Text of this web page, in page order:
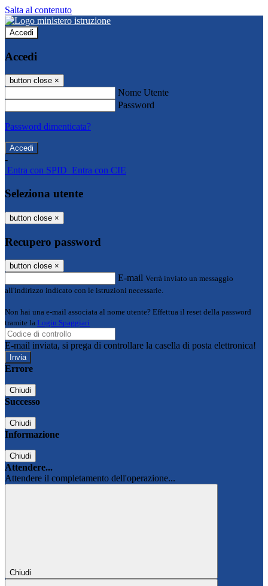
Salta al contenuto
Accedi
Accedi
button close ×
Nome Utente
Password
Password dimenticata?
-
Entra con SPID Entra con CIE
Seleziona utente
button close ×
Recupero password
button close ×
E-mail Verrà inviato un messaggio
all'indirizzo indicato con le istruzioni necessarie.
Non hai una e-mail associata al nome utente? Effettua il reset della password
tramite la Login Spaggiari
E-mail inviata, si prega di controllare la casella di posta elettronica!
Errore
Chiudi
Successo
Chiudi
Informazione
Chiudi
Attendere...
Attendere il completamento dell'operazione...
Chiudi